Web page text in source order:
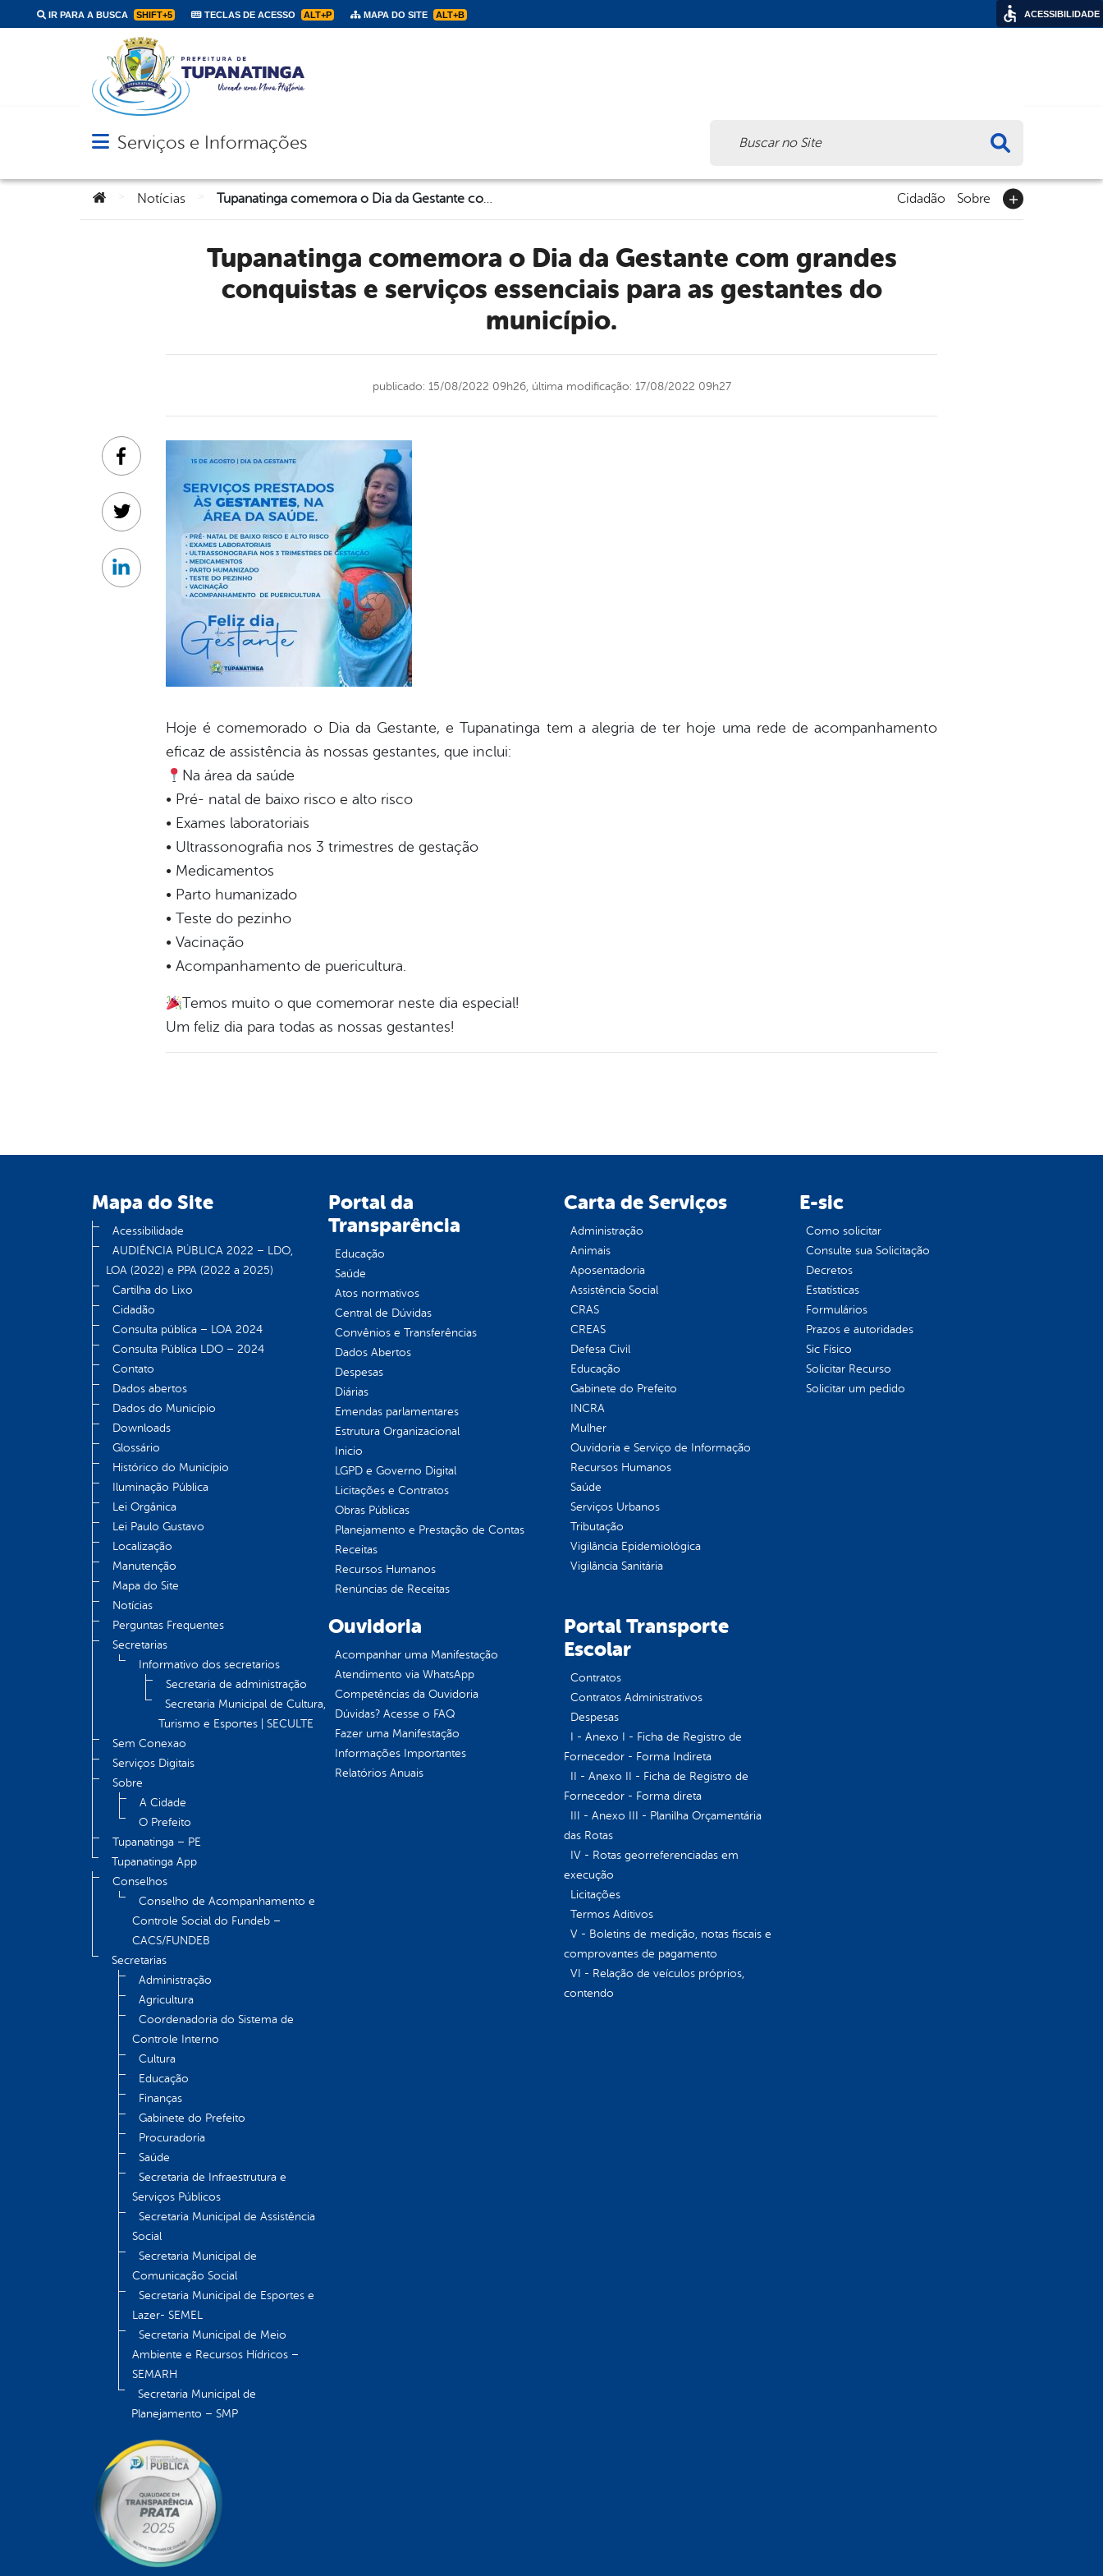
IR PARA A BUSCA SHIFT+5 TECLAS DE ACESSO ALT+P MAPA DO SITE ALT+B
Abrir menu principal de navegação
Serviços e Informações
Você está aqui:
Notícias Tupanatinga comemora o Dia da Gestante com grandes conquistas e serviços essenciais para as gestantes do município. Cidadão Sobre
Tupanatinga comemora o Dia da Gestante com grandes
conquistas e serviços essenciais para as gestantes do
município.
publicado: 15/08/2022 09h26, última modificação: 17/08/2022 09h27
Hoje é comemorado o Dia da Gestante, e Tupanatinga tem a alegria de ter hoje uma rede de acompanhamento
eficaz de assistência às nossas gestantes, que inclui:
Na área da saúde
• Pré- natal de baixo risco e alto risco
• Exames laboratoriais
• Ultrassonografia nos 3 trimestres de gestação
• Medicamentos
• Parto humanizado
• Teste do pezinho
• Vacinação
• Acompanhamento de puericultura.
Temos muito o que comemorar neste dia especial!
Um feliz dia para todas as nossas gestantes!
Facebook
Twitter
Linkedin
Mapa do Site
Acessibilidade
AUDIÊNCIA PÚBLICA 2022 – LDO,
LOA (2022) e PPA (2022 a 2025)
Cartilha do Lixo
Cidadão
Consulta pública – LOA 2024
Consulta Pública LDO – 2024
Contato
Dados abertos
Dados do Município
Downloads
Glossário
Histórico do Município
Iluminação Pública
Lei Orgânica
Lei Paulo Gustavo
Localização
Manutenção
Mapa do Site
Notícias
Perguntas Frequentes
Secretarias
Informativo dos secretarios
Secretaria de administração
Secretaria Municipal de Cultura,
Turismo e Esportes | SECULTE
Sem Conexao
Serviços Digitais
Sobre
A Cidade
O Prefeito
Tupanatinga – PE
Tupanatinga App
Conselhos
Conselho de Acompanhamento e
Controle Social do Fundeb –
CACS/FUNDEB
Secretarias
Administração
Agricultura
Coordenadoria do Sistema de
Controle Interno
Cultura
Educação
Finanças
Gabinete do Prefeito
Procuradoria
Saúde
Secretaria de Infraestrutura e
Serviços Públicos
Secretaria Municipal de Assistência
Social
Secretaria Municipal de
Comunicação Social
Secretaria Municipal de Esportes e
Lazer- SEMEL
Secretaria Municipal de Meio
Ambiente e Recursos Hídricos –
SEMARH
Secretaria Municipal de
Planejamento – SMP
Portal da
Transparência
Educação
Saúde
Atos normativos
Central de Dúvidas
Convênios e Transferências
Dados Abertos
Despesas
Diárias
Emendas parlamentares
Estrutura Organizacional
Inicio
LGPD e Governo Digital
Licitações e Contratos
Obras Públicas
Planejamento e Prestação de Contas
Receitas
Recursos Humanos
Renúncias de Receitas
Carta de Serviços
Administração
Animais
Aposentadoria
Assistência Social
CRAS
CREAS
Defesa Civil
Educação
Gabinete do Prefeito
INCRA
Mulher
Ouvidoria e Serviço de Informação
Recursos Humanos
Saúde
Serviços Urbanos
Tributação
Vigilância Epidemiológica
Vigilância Sanitária
E-sic
Como solicitar
Consulte sua Solicitação
Decretos
Estatísticas
Formulários
Prazos e autoridades
Sic Físico
Solicitar Recurso
Solicitar um pedido
Ouvidoria
Acompanhar uma Manifestação
Atendimento via WhatsApp
Competências da Ouvidoria
Dúvidas? Acesse o FAQ
Fazer uma Manifestação
Informações Importantes
Relatórios Anuais
Portal Transporte
Escolar
Contratos
Contratos Administrativos
Despesas
I - Anexo I - Ficha de Registro de
Fornecedor - Forma Indireta
II - Anexo II - Ficha de Registro de
Fornecedor - Forma direta
III - Anexo III - Planilha Orçamentária
das Rotas
IV - Rotas georreferenciadas em
execução
Licitações
Termos Aditivos
V - Boletins de medição, notas fiscais e
comprovantes de pagamento
VI - Relação de veículos próprios,
contendo
ACESSIBILIDADE